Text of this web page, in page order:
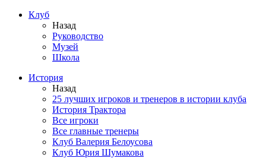
Клуб
Назад
Руководство
Музей
Школа
История
Назад
25 лучших игроков и тренеров в истории клуба
История Трактора
Все игроки
Все главные тренеры
Клуб Валерия Белоусова
Клуб Юрия Шумакова